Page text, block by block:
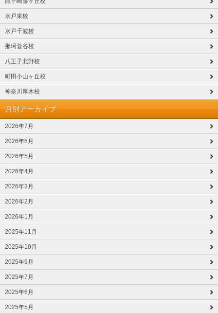
水戸東校
水戸千波校
那珂菅谷校
八王子北野校
町田小山ヶ丘校
神奈川厚木校
月別アーカイブ
2026年7月
2026年6月
2026年5月
2026年4月
2026年3月
2026年2月
2026年1月
2025年11月
2025年10月
2025年9月
2025年7月
2025年6月
2025年5月